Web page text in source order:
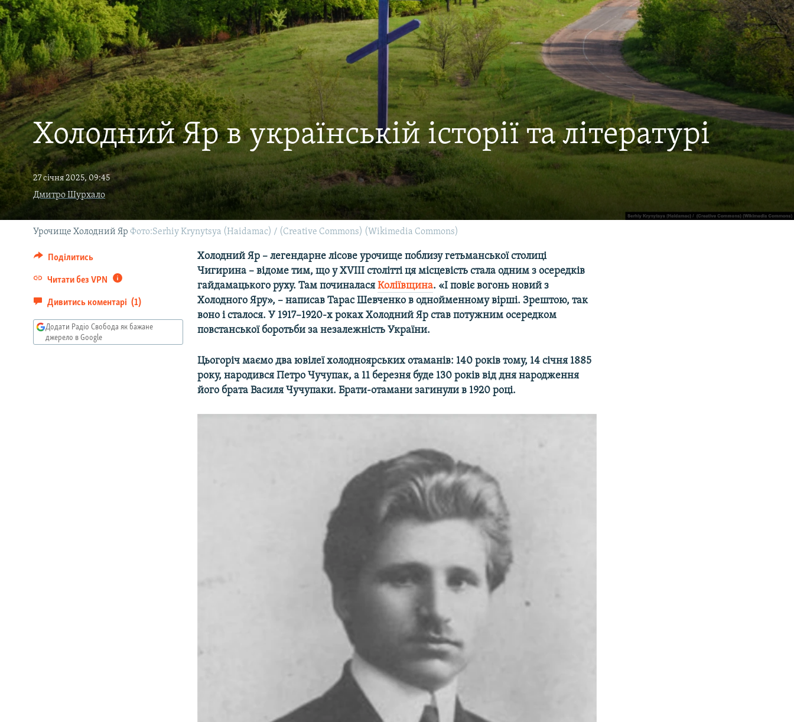
ФОТО
СПЕЦПРОЄКТИ
ПОДКАСТИ
Холодний Яр в українській історії та літературі
27 січня 2025, 09:45
Дмитро Шурхало
Урочище Холодний Яр Фото:Serhiy Krynytsya (Haidamac) / (Creative Commons) (Wikimedia Commons)
Поділитись
Читати без VPN
Дивитись коментарі (1)
Додати Радіо Свобода як бажане
джерело в Google
Холодний Яр – легендарне лісове урочище поблизу гетьманської столиці
Чигирина – відоме тим, що у ХVІІІ столітті ця місцевість стала одним з осередків
гайдамацького руху. Там починалася Коліївщина. «І повіє вогонь новий з
Холодного Яру», – написав Тарас Шевченко в однойменному вірші. Зрештою, так
воно і сталося. У 1917–1920-х роках Холодний Яр став потужним осередком
повстанської боротьби за незалежність України.
Цьогоріч маємо два ювілеї холодноярських отаманів: 140 років тому, 14 січня 1885
року, народився Петро Чучупак, а 11 березня буде 130 років від дня народження
його брата Василя Чучупаки. Брати-отамани загинули в 1920 році.